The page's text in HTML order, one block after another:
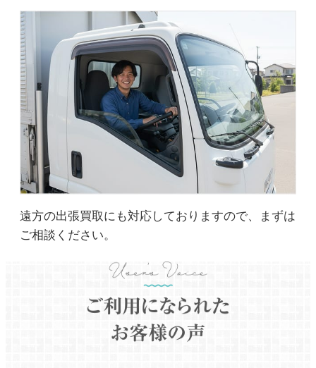
遠方の出張買取にも対応しておりますので、まずは
ご相談ください。